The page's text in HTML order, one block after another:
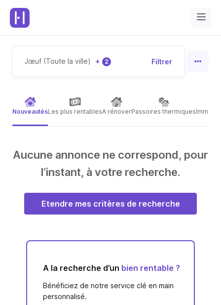
Jœuf (Toute la ville) + 2 Filtrer
NouveautésLes plus rentablesA rénoverPassoires thermiques
Aucune annonce ne correspond, pour
l’instant, à votre recherche.
Etendre mes critères de recherche
A la recherche d’un bien rentable ?
Bénéficiez de notre service clé en main
personnalisé.